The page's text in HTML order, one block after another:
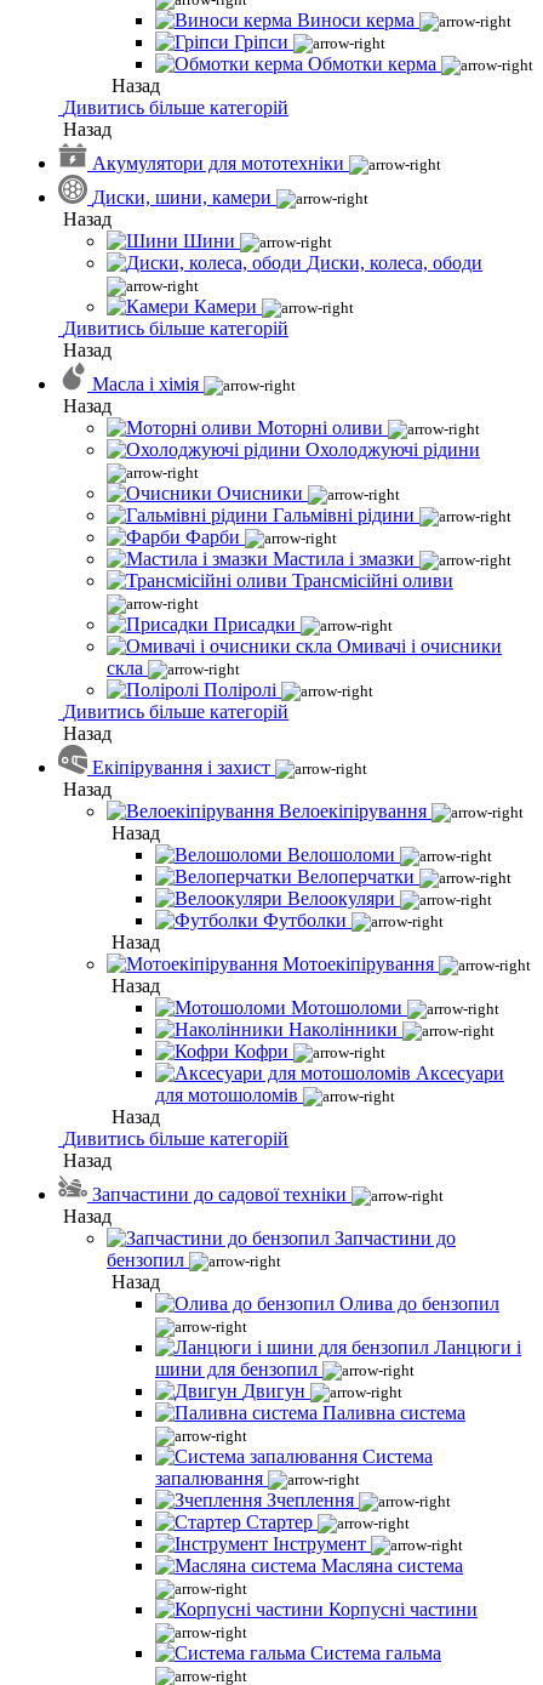
Виноси керма
Гріпси
Обмотки керма
Назад
Дивитись більше категорій
Назад
Акумулятори для мототехніки
Диски, шини, камери
Назад
Шини
Диски, колеса, ободи
Камери
Дивитись більше категорій
Назад
Масла і хімія
Назад
Моторні оливи
Охолоджуючі рідини
Очисники
Гальмівні рідини
Фарби
Мастила і змазки
Трансмісійні оливи
Присадки
Омивачі і очисники
скла
Поліролі
Дивитись більше категорій
Назад
Екіпірування і захист
Назад
Велоекіпірування
Назад
Велошоломи
Велоперчатки
Велоокуляри
Футболки
Назад
Мотоекіпірування
Назад
Мотошоломи
Наколінники
Кофри
Аксесуари
для мотошоломів
Назад
Дивитись більше категорій
Назад
Запчастини до садової техніки
Назад
Запчастини до
бензопил
Назад
Олива до бензопил
Ланцюги і
шини для бензопил
Двигун
Паливна система
Система
запалювання
Зчеплення
Стартер
Інструмент
Масляна система
Корпусні частини
Система гальма